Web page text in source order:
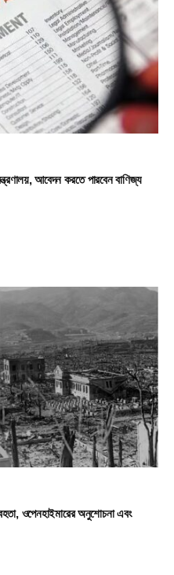
আবেদন করতে পারবেন বাণিজ্য
ওপেনহাইমারের অনুশোচনা এবং